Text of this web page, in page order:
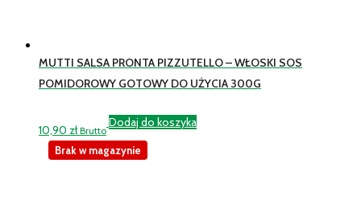
MUTTI SALSA PRONTA PIZZUTELLO – WŁOSKI SOS
POMIDOROWY GOTOWY DO UŻYCIA 300G
10,90 zł Brutto
Dodaj do koszyka
Brak w magazynie